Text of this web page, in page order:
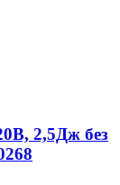
2,5Дж без